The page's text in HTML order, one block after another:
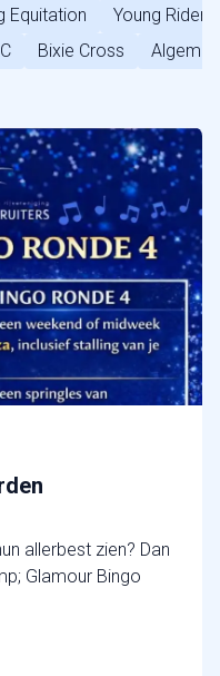
Equitation
Young Riders
Bixie Cross
allerbest zien? Dan
Glamour Bingo